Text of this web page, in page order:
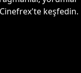
keşfedin.